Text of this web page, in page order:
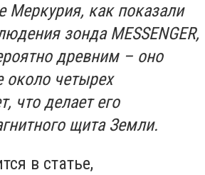
Меркурия, как показали
зонда MESSENGER,
древним – оно
около четырех
что делает его
щита Земли.
в статье,